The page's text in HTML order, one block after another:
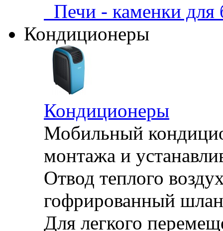
Печи - каменки
Кондиционеры
Кондиционеры
Мобильный
монтажа и
Отвод теплого
гофрированный
Для легкого